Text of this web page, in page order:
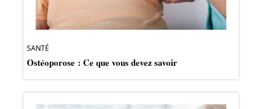
SANTÉ
Ostéoporose : Ce que vous devez savoir